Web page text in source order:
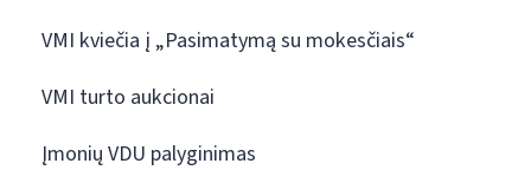
VMI kviečia į „Pasimatymą su mokesčiais“
VMI turto aukcionai
Įmonių VDU palyginimas